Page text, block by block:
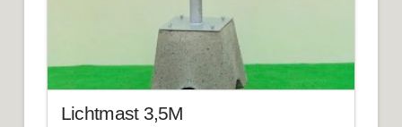
Lichtmast 3,5M